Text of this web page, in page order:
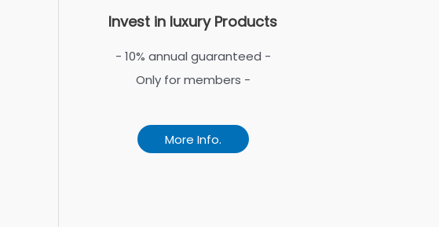
Invest in luxury Products
- 10% annual guaranteed -
Only for members -
More Info.